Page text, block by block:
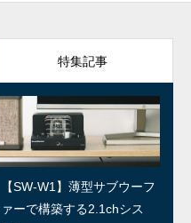
特集記事
【SW-W1】薄型サブウーフ
ァーで構築する2.1chシス
SWユーザー訪問：第4回/島
村楽器 島さん